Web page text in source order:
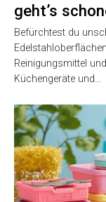
geht’s
Befürchtest du
Reinigungsmittel
Küchengeräte und…